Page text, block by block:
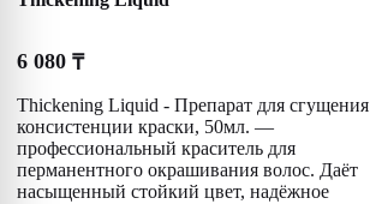
6 080 ₸
Thickening Liquid - Препарат для сгущения
консистенции краски, 50мл. —
профессиональный краситель для
перманентного окрашивания волос. Даёт
насыщенный стойкий цвет, надёжное